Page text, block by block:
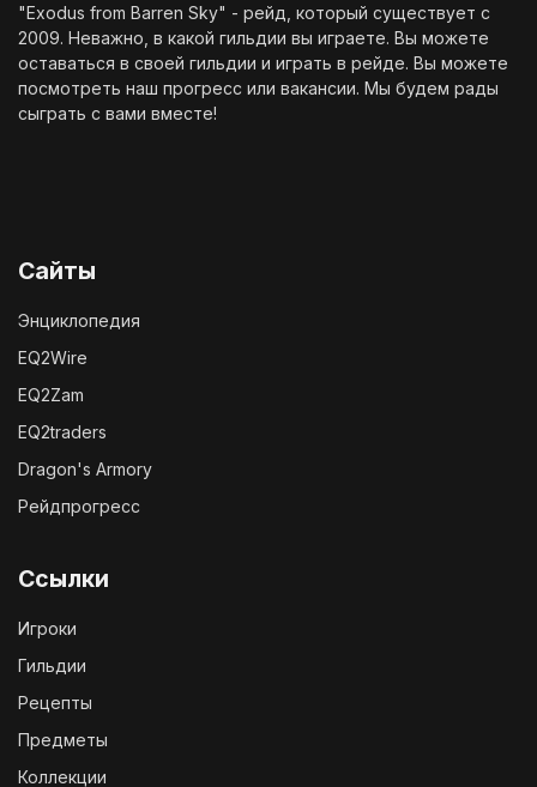
"Exodus from Barren Sky" - рейд, который существует с
2009. Неважно, в какой гильдии вы играете. Вы можете
оставаться в своей гильдии и играть в рейде. Вы можете
посмотреть наш прогресс или вакансии. Мы будем рады
сыграть с вами вместе!
Сайты
Энциклопедия
EQ2Wire
EQ2Zam
EQ2traders
Dragon's Armory
Рейдпрогресс
Ссылки
Игроки
Гильдии
Рецепты
Предметы
Коллекции